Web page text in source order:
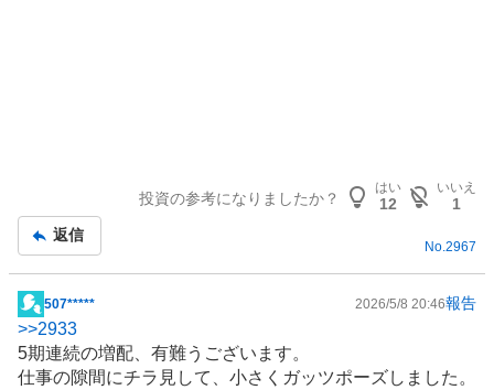
投資の参考になりましたか？
はい
12
いいえ
1
返信
No.2967
掲
示
板
507***** 2026/5/8 20:46報告
>>2933
5期連続の増配、有難うございます。
仕事の隙間にチラ見して、小さくガッツポーズしました。